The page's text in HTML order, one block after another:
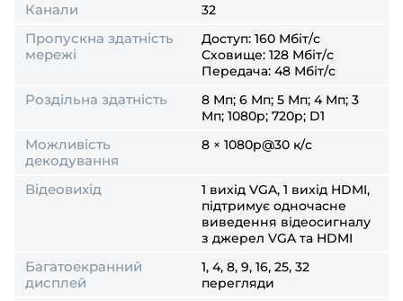
Канали 32
Пропускна здатність
мережі
Доступ: 160 Мбіт/с
Сховище: 128 Мбіт/с
Передача: 48 Мбіт/с
Роздільна здатність
8 Мп; 6 Мп; 5 Мп; 4 Мп; 3
Мп; 1080p; 720p; D1
Можливість
декодування
8 × 1080p@30 к/с
Відеовихід
1 вихід VGA, 1 вихід HDMI,
підтримує одночасне
виведення відеосигналу
з джерел VGA та HDMI
Багатоекранний
дисплей
1, 4, 8, 9, 16, 25, 32
перегляди